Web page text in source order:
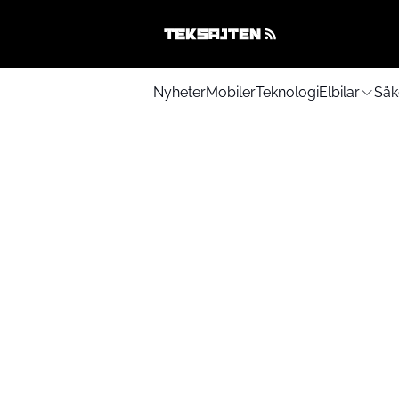
NyheterMobilerTeknologiElbilar